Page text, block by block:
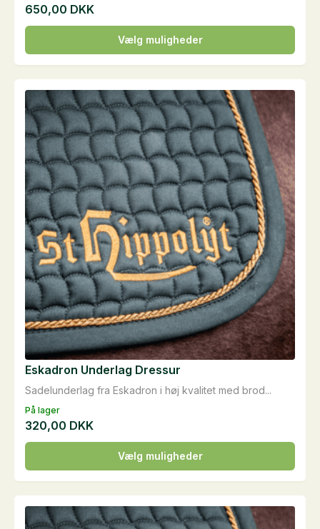
650,00 DKK
Vælg muligheder
Dette
vare
har
flere
varianter.
Mulighederne
kan
vælges
på
varesiden
På lager
Sadelunderlag fra Eskadron i høj kvalitet med brod...
Eskadron Underlag Dressur
320,00 DKK
Vælg muligheder
Dette
vare
har
flere
varianter.